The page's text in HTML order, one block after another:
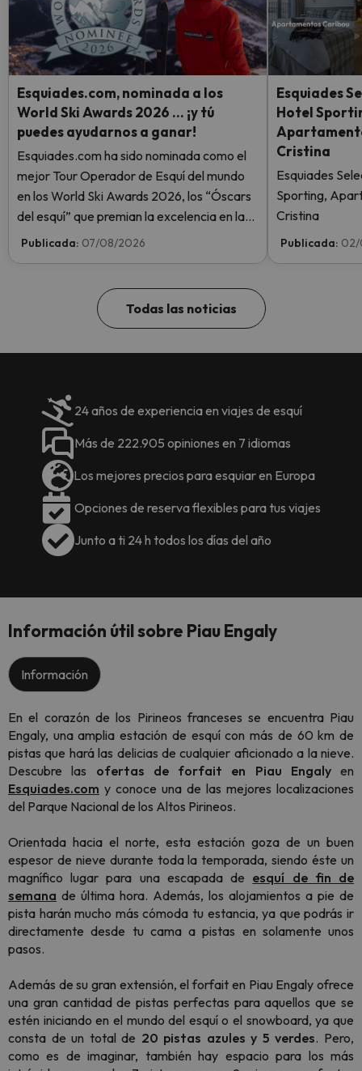
Esquiades.com, nominada a los
World Ski Awards 2026 … ¡y tú
puedes ayudarnos a ganar!
Esquiades.com ha sido nominada como el
mejor Tour Operador de Esquí del mundo
en los World Ski Awards 2026, los “Óscars
del esquí” que premian la excelencia en la
industria del esquí. ¡Vota ahora y ayúdanos
Publicada: 07/08/2026
Esquiades
Hotel
Cristina
Esquiades
Sporting,
Cristina
Publicada:
Todas las noticias
24 años de experiencia en viajes de esquí
Más de 222.905 opiniones en 7 idiomas
Los mejores precios para esquiar en Europa
Opciones de reserva flexibles para tus viajes
Junto a ti 24 h todos los días del año
Información útil sobre Piau Engaly
Información
En el corazón de los Pirineos franceses se encuentra Piau
Engaly, una amplia estación de esquí con más de 60 km de
pistas que hará las delicias de cualquier aficionado a la nieve.
Descubre las ofertas de forfait en Piau Engalyen
Esquiades.com y conoce una de las mejores localizaciones
del Parque Nacional de los Altos Pirineos.
Orientada hacia el norte, esta estación goza de un buen
espesor de nieve durante toda la temporada, siendo éste un
magnífico lugar para una escapada de esquí de fin de
semana de última hora. Además, los alojamientos a pie de
pista harán mucho más cómoda tu estancia, ya que podrás ir
directamente desde tu cama a pistas en solamente unos
pasos.
Además de su gran extensión, el forfait en Piau Engaly ofrece
una gran cantidad de pistas perfectas para aquellos que se
estén iniciando en el mundo del esquí o el snowboard, ya que
consta de un total de 20 pistas azules y 5 verdes. Pero,
como es de imaginar, también hay espacio para los más